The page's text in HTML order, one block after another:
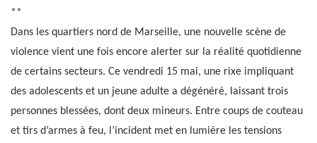
**
Dans les quartiers nord de Marseille, une nouvelle scène de
violence vient une fois encore alerter sur la réalité quotidienne
de certains secteurs. Ce vendredi 15 mai, une rixe impliquant
des adolescents et un jeune adulte a dégénéré, laissant trois
personnes blessées, dont deux mineurs. Entre coups de couteau
et tirs d’armes à feu, l’incident met en lumière les tensions